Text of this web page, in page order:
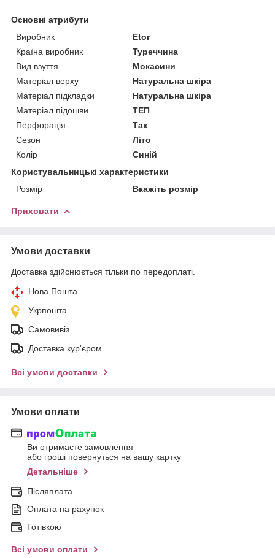
Основні атрибути
Виробник
Etor
Країна виробник
Туреччина
Вид взуття
Мокасини
Матеріал верху
Натуральна шкіра
Матеріал підкладки
Натуральна шкіра
Матеріал підошви
ТЕП
Перфорація
Так
Сезон
Літо
Колір
Синій
Користувальницькі характеристики
Розмір
Вкажіть розмір
Приховати
Умови доставки
Доставка здійснюється тільки по передоплаті.
Нова Пошта
Укрпошта
Самовивіз
Доставка кур'єром
Всі умови доставки
Умови оплати
Ви отримаєте замовлення
або гроші повернуться на вашу картку
Детальніше
Післяплата
Оплата на рахунок
Готівкою
Всі умови оплати